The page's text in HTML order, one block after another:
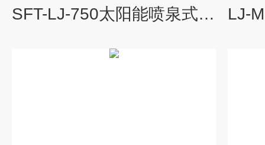
SFT-LJ-750太阳能喷泉式曝气机